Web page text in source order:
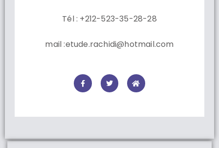
Tél : +212-523-35-28-28
mail :etude.rachidi@hotmail.com